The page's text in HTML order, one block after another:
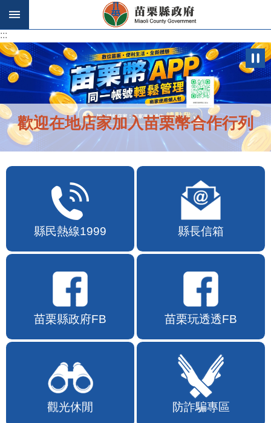
跳到主要內容區塊
:::
:::
歡迎在地店家加入苗栗幣合作行列
縣民熱線1999 縣長信箱
苗栗縣政府FB 苗栗玩透透FB
觀光休閒 防詐騙專區